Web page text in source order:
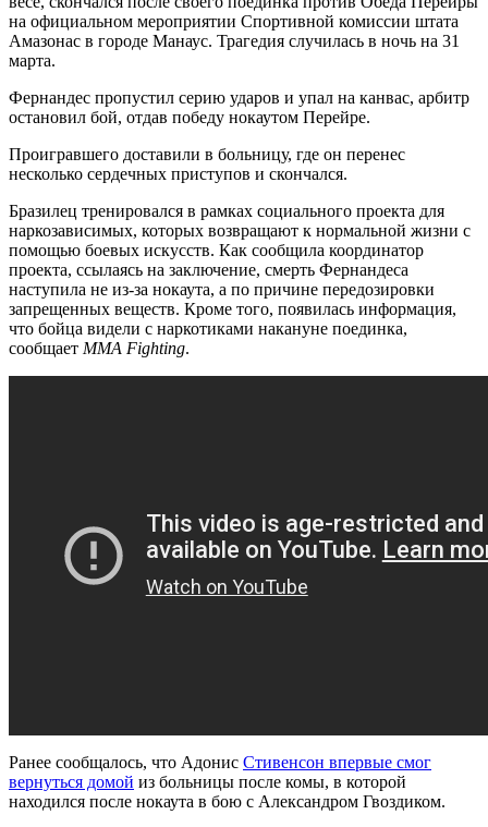
на официальном мероприятии Спортивной комиссии штата
Амазонас в городе Манаус. Трагедия случилась в ночь на 31
марта.
Фернандес пропустил серию ударов и упал на канвас, арбитр
остановил бой, отдав победу нокаутом Перейре.
Проигравшего доставили в больницу, где он перенес
несколько сердечных приступов и скончался.
Бразилец тренировался в рамках социального проекта для
наркозависимых, которых возвращают к нормальной жизни с
помощью боевых искусств. Как сообщила координатор
проекта, ссылаясь на заключение, смерть Фернандеса
наступила не из-за нокаута, а по причине передозировки
запрещенных веществ. Кроме того, появилась информация,
что бойца видели с наркотиками накануне поединка,
сообщает MMA Fighting.
Ранее сообщалось, что Адонис Стивенсон впервые смог
вернуться домой из больницы после комы, в которой
находился после нокаута в бою с Александром Гвоздиком.